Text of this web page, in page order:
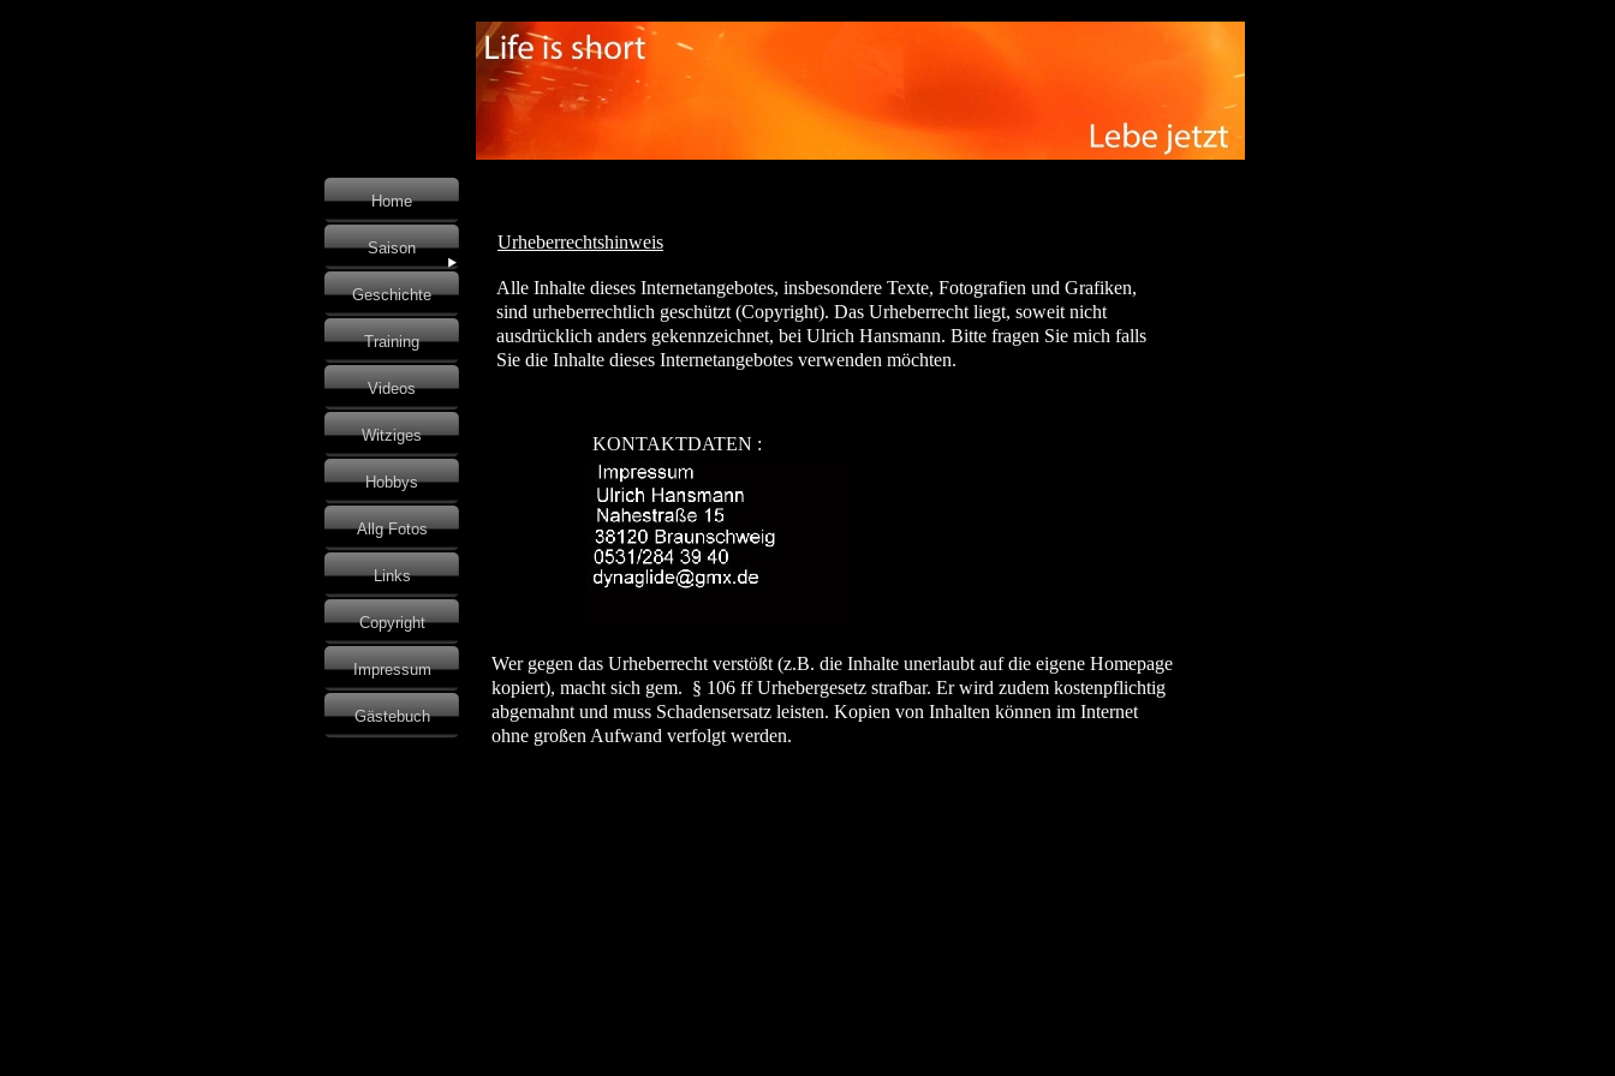
Home
Saison
Geschichte
Training
Videos
Witziges
Hobbys
Allg Fotos
Links
Copyright
Impressum
Gästebuch
Urheberrechtshinweis
Alle Inhalte dieses Internetangebotes, insbesondere Texte, Fotografien und Grafiken,
sind urheberrechtlich geschützt (Copyright). Das Urheberrecht liegt, soweit nicht
ausdrücklich anders gekennzeichnet, bei Ulrich Hansmann. Bitte fragen Sie mich falls
Sie die Inhalte dieses Internetangebotes verwenden möchten.
KONTAKTDATEN :
Wer gegen das Urheberrecht verstößt (z.B. die Inhalte unerlaubt auf die eigene Homepage
kopiert), macht sich gem. § 106 ff Urhebergesetz strafbar. Er wird zudem kostenpflichtig
abgemahnt und muss Schadensersatz leisten. Kopien von Inhalten können im Internet
ohne großen Aufwand verfolgt werden.